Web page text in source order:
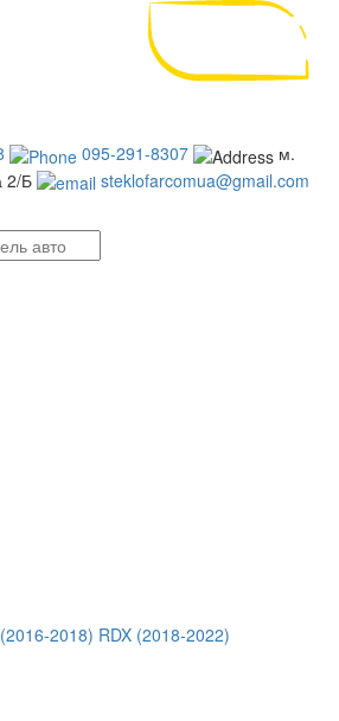
095-291-8307
м.
2/Б
steklofarcomua@gmail.com
2018) RDX (2018-2022)